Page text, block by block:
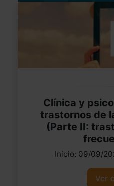
Clínica y
trastornos de
(Parte II:
Inicio: 09/09/
Ver